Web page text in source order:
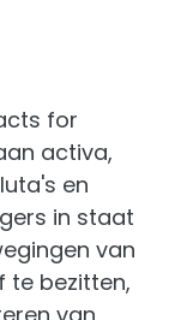
for
activa,
en
in staat
van
te bezitten,